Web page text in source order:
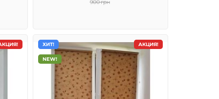
900 грн
АКЦИЯ!
ХИТ!
NEW!